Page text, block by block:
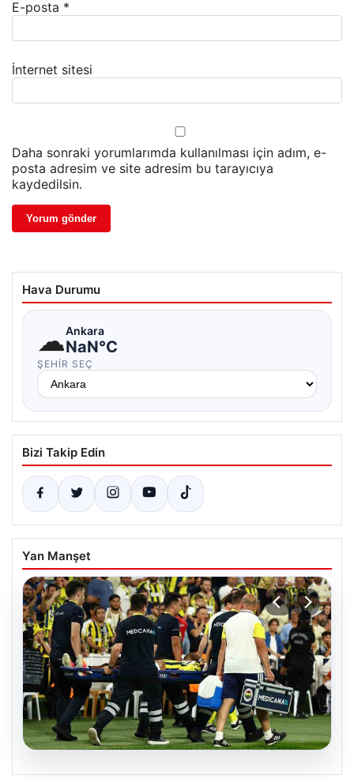
E-posta *
İnternet sitesi
Daha sonraki yorumlarımda kullanılması için adım, e-
posta adresim ve site adresim bu tarayıcıya
kaydedilsin.
Hava Durumu
☁Ankara
NaN°C
ŞEHIR SEÇ
Bizi Takip Edin
Yan Manşet
05.08.2026